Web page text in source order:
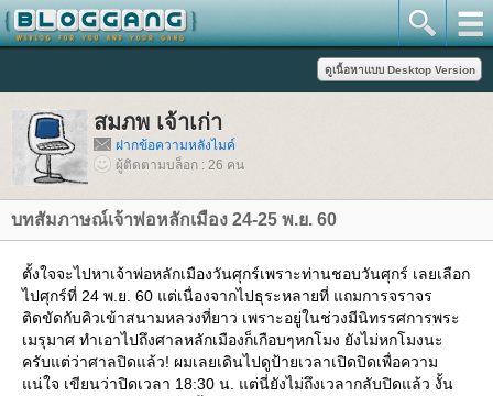
สมภพ เจ้าเก่า
ฝากข้อความหลังไมค์
ผู้ติดตามบล็อก : 26 คน
บทสัมภาษณ์เจ้าพ่อหลักเมือง 24-25 พ.ย. 60
ตั้งใจจะไปหาเจ้าพ่อหลักเมืองวันศุกร์เพราะท่านชอบวันศุกร์ เลยเลือก
ไปศุกร์ที่ 24 พ.ย. 60 แต่เนื่องจากไปธุระหลายที่ แถมการจราจร
ติดขัดกับคิวเข้าสนามหลวงที่ยาว เพราะอยู่ในช่วงมีนิทรรศการพระ
เมรุมาศ ทำเอาไปถึงศาลหลักเมืองก็เกือบๆหกโมง ยังไม่หกโมงนะ
ครับแต่ว่าศาลปิดแล้ว! ผมเลยเดินไปดูป้ายเวลาเปิดปิดเพื่อความ
น่ใจ เขียนว่าปิดเวลา 18:30 น. แต่นี่ยังไม่ถึงเวลากลับปิดแล้ว งั้น